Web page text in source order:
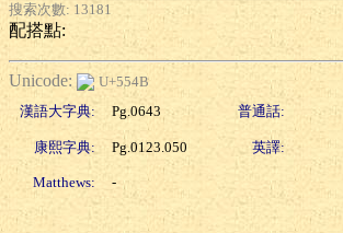
搜索次數: 13181
配搭點:
Unicode:
U+554B
漢語大字典:
Pg.0643 普通話:
康熙字典: Pg.0123.050 英譯:
Matthews: -